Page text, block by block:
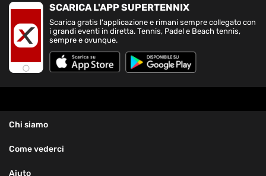
SCARICA L'APP SUPERTENNIX
Scarica gratis l'applicazione e rimani sempre collegato con
i grandi eventi in diretta. Tennis, Padel e Beach tennis,
sempre e ovunque.
Chi siamo
Come vederci
Aiuto